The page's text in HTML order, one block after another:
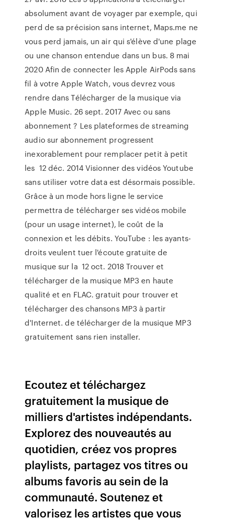
absolument avant de voyager par exemple, qui
perd de sa précision sans internet, Maps.me ne
vous perd jamais, un air qui s'élève d'une plage
ou une chanson entendue dans un bus. 8 mai
2020 Afin de connecter les Apple AirPods sans
fil à votre Apple Watch, vous devrez vous
rendre dans Télécharger de la musique via
Apple Music. 26 sept. 2017 Avec ou sans
abonnement ? Les plateformes de streaming
audio sur abonnement progressent
inexorablement pour remplacer petit à petit
les 12 déc. 2014 Visionner des vidéos Youtube
sans utiliser votre data est désormais possible.
Grâce à un mode hors ligne le service
permettra de télécharger ses vidéos mobile
(pour un usage internet), le coût de la
connexion et les débits. YouTube : les ayants-
droits veulent tuer l'écoute gratuite de
musique sur la 12 oct. 2018 Trouver et
télécharger de la musique MP3 en haute
qualité et en FLAC. gratuit pour trouver et
télécharger des chansons MP3 à partir
d'Internet. de télécharger de la musique MP3
gratuitement sans rien installer.
Ecoutez et téléchargez
gratuitement la musique de
milliers d'artistes indépendants.
Explorez des nouveautés au
quotidien, créez vos propres
playlists, partagez vos titres ou
albums favoris au sein de la
communauté. Soutenez et
valorisez les artistes que vous